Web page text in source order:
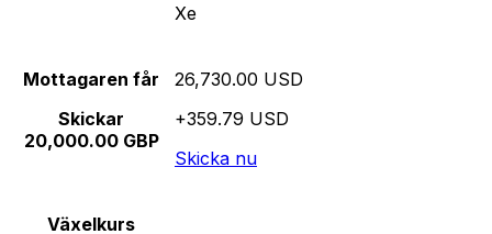
Xe
Mottagaren får
Skickar
20,000.00 GBP
26,730.00 USD
+359.79 USD
Skicka nu
Växelkurs